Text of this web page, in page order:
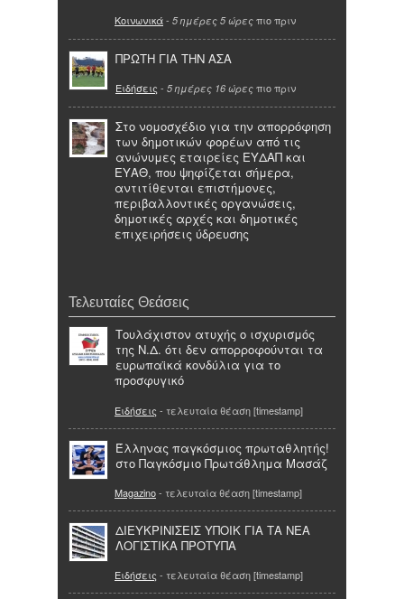
Κοινωνικά- 5 ημέρες 5 ώρες πιο πριν
ΠΡΩΤΗ ΓΙΑ ΤΗΝ ΑΣΑ
Ειδήσεις - 5 ημέρες 16 ώρες πιο πριν
Στο νομοσχέδιο για την απορρόφηση
των δημοτικών φορέων από τις
ανώνυμες εταιρείες ΕΥΔΑΠ και
ΕΥΑΘ, που ψηφίζεται σήμερα,
αντιτίθενται επιστήμονες,
περιβαλλοντικές οργανώσεις,
δημοτικές αρχές και δημοτικές
επιχειρήσεις ύδρευσης
Τελευταίες Θεάσεις
Τουλάχιστον ατυχής ο ισχυρισμός
της Ν.Δ. ότι δεν απορροφούνται τα
ευρωπαϊκά κονδύλια για το
προσφυγικό
Ειδήσεις - τελευταία θέαση [timestamp]
Έλληνας παγκόσμιος πρωταθλητής!
στο Παγκόσμιο Πρωτάθλημα Μασάζ
Magazino- τελευταία θέαση [timestamp]
ΔΙΕΥΚΡΙΝΙΣΕΙΣ ΥΠΟΙΚ ΓΙΑ ΤΑ ΝΕΑ
ΛΟΓΙΣΤΙΚΑ ΠΡΟΤΥΠΑ
Ειδήσεις - τελευταία θέαση [timestamp]